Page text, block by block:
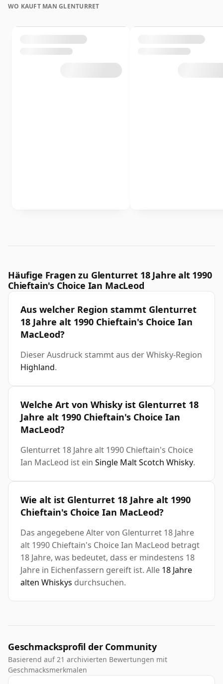
WO KAUFT MAN GLENTURRET
Häufige Fragen zu Glenturret 18 Jahre alt 1990
Chieftain's Choice Ian MacLeod
Aus welcher Region stammt Glenturret
18 Jahre alt 1990 Chieftain's Choice Ian
MacLeod?
Dieser Ausdruck stammt aus der Whisky-Region
Highland.
Welche Art von Whisky ist Glenturret 18
Jahre alt 1990 Chieftain's Choice Ian
MacLeod?
Glenturret 18 Jahre alt 1990 Chieftain's Choice
Ian MacLeod ist ein Single Malt Scotch Whisky.
Wie alt ist Glenturret 18 Jahre alt 1990
Chieftain's Choice Ian MacLeod?
Das angegebene Alter von Glenturret 18 Jahre
alt 1990 Chieftain's Choice Ian MacLeod betragt
18 Jahre, was bedeutet, dass er mindestens 18
Jahre in Eichenfassern gereift ist. Alle 18 Jahre
alten Whiskys durchsuchen.
Geschmacksprofil der Community
Basierend auf 21 archivierten Bewertungen mit
Geschmacksmerkmalen